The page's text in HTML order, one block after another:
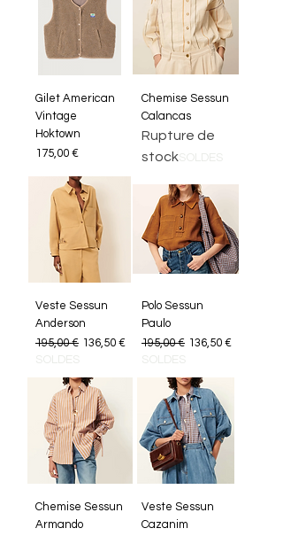
Gilet American
Vintage
Hoktown
Prix
175,00 €
Chemise Sessun
Calancas
Rupture de
stockSOLDES
Veste Sessun
Anderson
Prix original
195,00 € Prix promotionnel
136,50 €
SOLDES
Polo Sessun
Paulo
Prix original
195,00 € Prix promotionnel
136,50 €
SOLDES
Chemise Sessun
Armando
Veste Sessun
Cazanim